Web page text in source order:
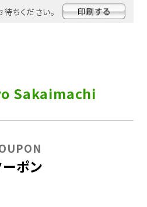
ちください。
Sakaimachi
ポン